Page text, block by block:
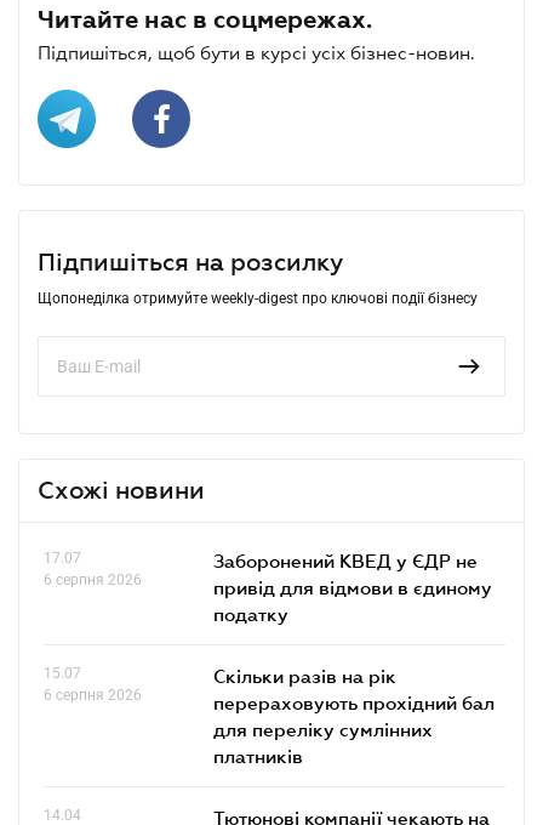
Читайте нас в соцмережах.
Підпишіться, щоб бути в курсі усіх бізнес-новин.
Підпишіться на розсилку
Щопонеділка отримуйте weekly-digest про ключові події бізнесу
Схожі новини
17.07
6 серпня 2026
Заборонений КВЕД у ЄДР не
привід для відмови в єдиному
податку
15.07
6 серпня 2026
Скільки разів на рік
перераховують прохідний бал
для переліку сумлінних
платників
14.04
Тютюнові компанії чекають на